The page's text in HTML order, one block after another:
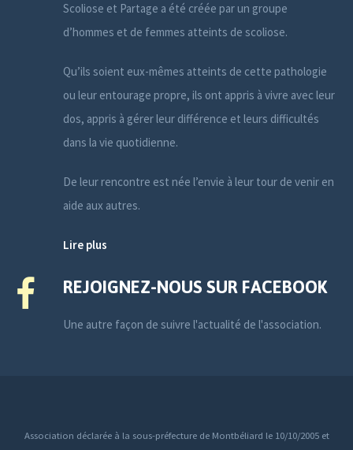
Scoliose et Partage a été créée par un groupe
d’hommes et de femmes atteints de scoliose.
Qu’ils soient eux-mêmes atteints de cette pathologie
ou leur entourage propre, ils ont appris à vivre avec leur
dos, appris à gérer leur différence et leurs difficultés
dans la vie quotidienne.
De leur rencontre est née l’envie à leur tour de venir en
aide aux autres.
Lire plus
REJOIGNEZ-NOUS SUR FACEBOOK
Une autre façon de suivre l'actualité de l'association.
Association déclarée à la sous-préfecture de Montbéliard le 10/10/2005 et